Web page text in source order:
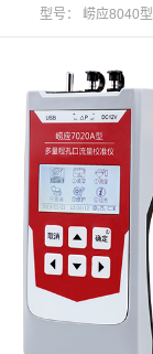
型号： 崂应8040型